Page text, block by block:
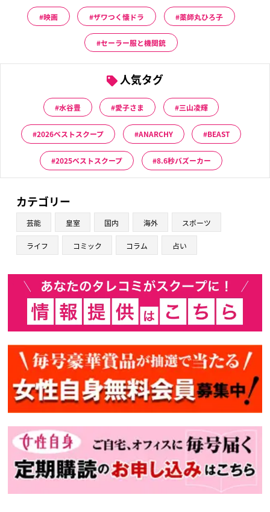
映画 ザワつく懐ドラ 薬師丸ひろ子
セーラー服と機関銃
人気タグ
水谷豊 愛子さま 三山凌輝
2026ベストスクープ ANARCHY BEAST
2025ベストスクープ 8.6秒バズーカー
カテゴリー
芸能 皇室 国内 海外 スポーツ
ライフ コミック コラム 占い